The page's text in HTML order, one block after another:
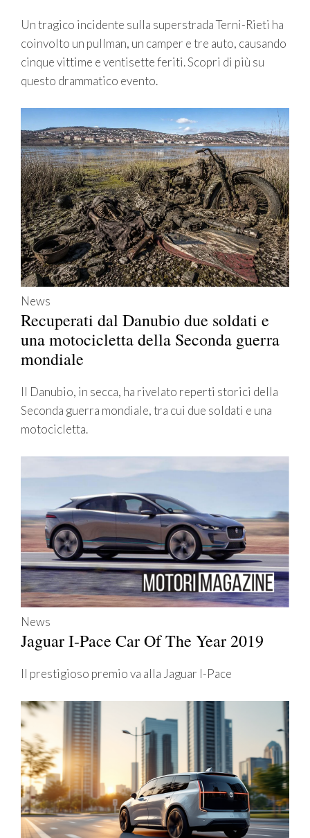
Un tragico incidente sulla superstrada Terni-Rieti ha
coinvolto un pullman, un camper e tre auto, causando
cinque vittime e ventisette feriti. Scopri di più su
questo drammatico evento.
News
Recuperati dal Danubio due soldati e
una motocicletta della Seconda guerra
mondiale
Il Danubio, in secca, ha rivelato reperti storici della
Seconda guerra mondiale, tra cui due soldati e una
motocicletta.
News
Jaguar I-Pace Car Of The Year 2019
Il prestigioso premio va alla Jaguar I-Pace